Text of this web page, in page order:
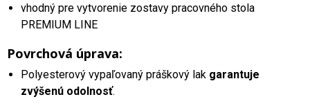
vhodný pre vytvorenie zostavy pracovného stola
PREMIUM LINE
Povrchová úprava:
Polyesterový vypaľovaný práškový lak garantuje
zvýšenú odolnosť.